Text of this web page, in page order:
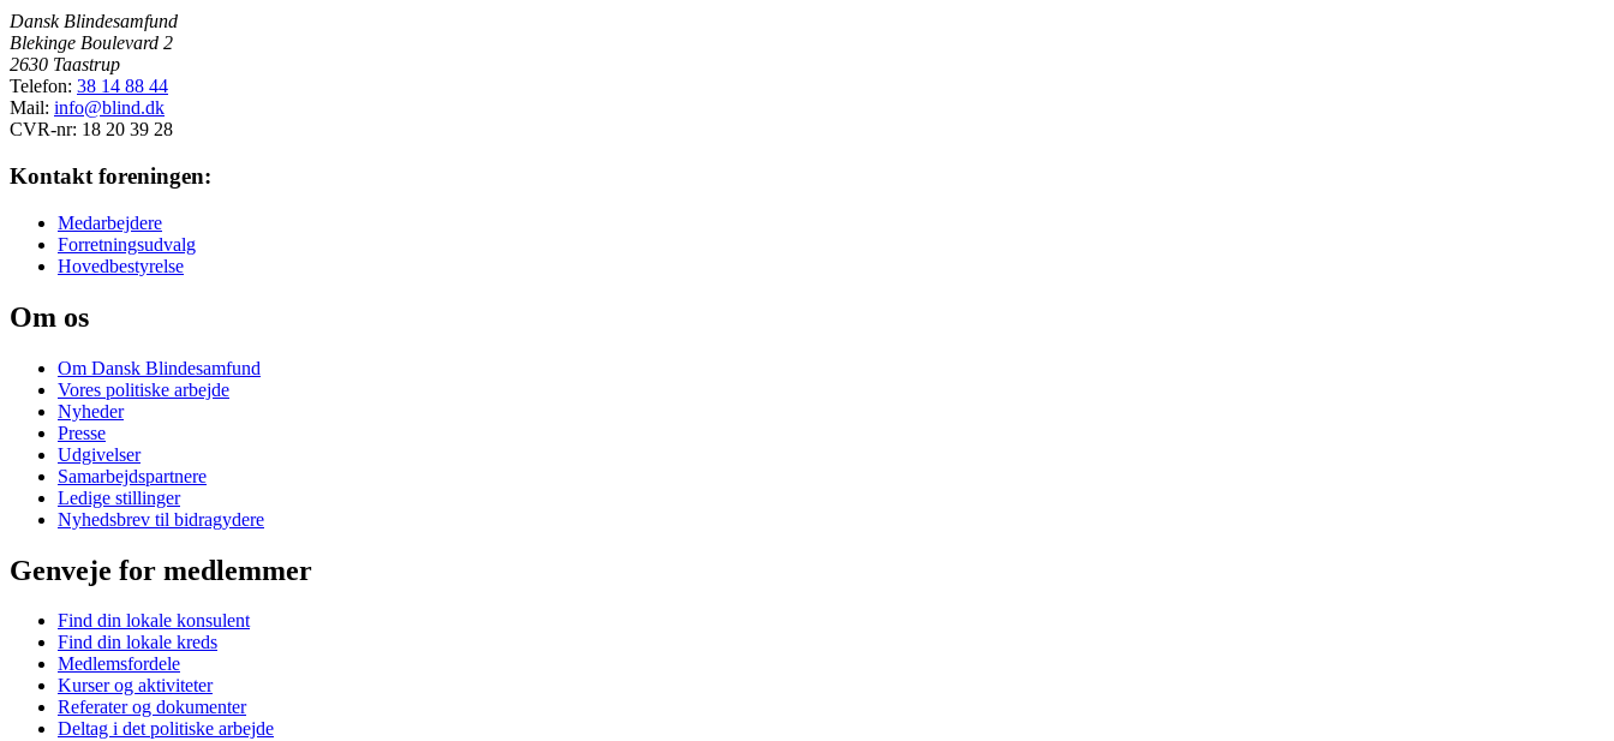
Dansk Blindesamfund
Blekinge Boulevard 2
2630 Taastrup
Telefon: 38 14 88 44
Mail: info@blind.dk
CVR-nr: 18 20 39 28
Kontakt foreningen:
Medarbejdere
Forretningsudvalg
Hovedbestyrelse
Om os
Om Dansk Blindesamfund
Vores politiske arbejde
Nyheder
Presse
Udgivelser
Samarbejdspartnere
Ledige stillinger
Nyhedsbrev til bidragydere
Genveje for medlemmer
Find din lokale konsulent
Find din lokale kreds
Medlemsfordele
Kurser og aktiviteter
Referater og dokumenter
Deltag i det politiske arbejde